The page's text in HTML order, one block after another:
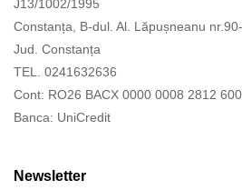
J13/1002/1995
Constanța, B-dul. Al. Lăpușneanu
Jud. Constanța
TEL. 0241632636
Cont: RO26 BACX 0000 0008 2812
Banca: UniCredit
Newsletter